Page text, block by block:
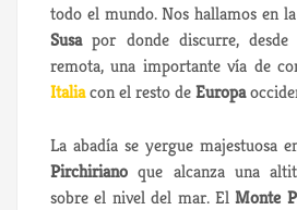
todo el mundo. Nos hallamos en
Susapor donde discurre, desde
remota, una importante vía de
Italiacon el resto deEuropa
La abadía se yergue majestuosa
Pirchiriano que alcanza una
sobre el nivel del mar. ElMonte